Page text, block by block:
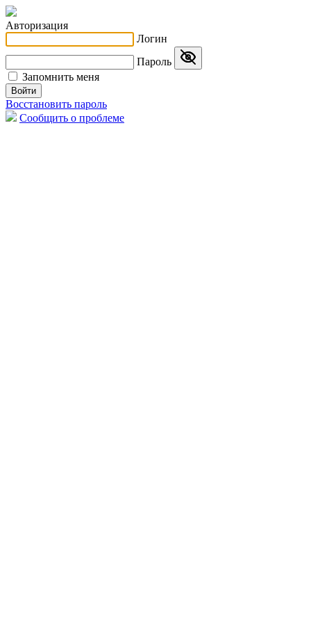
Авторизация
Логин
Пароль
Запомнить меня
Войти
Восстановить пароль
Сообщить о проблеме